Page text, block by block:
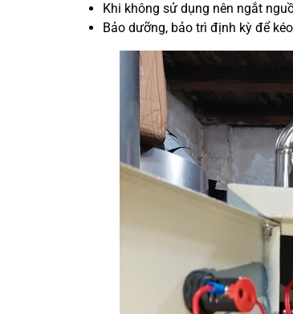
Khi không sử dụng nên ngắt
Bảo dưỡng, bảo trì định kỳ để